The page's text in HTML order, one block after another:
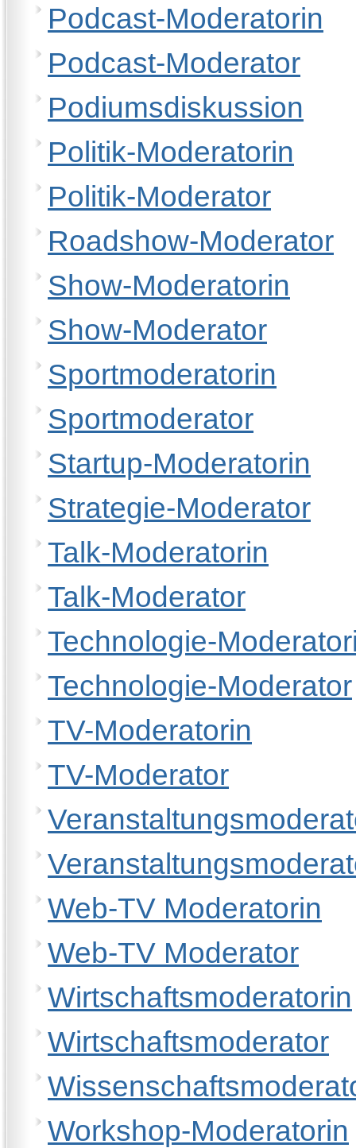
Podcast-Moderatorin
Podcast-Moderator
Podiumsdiskussion
Politik-Moderatorin
Politik-Moderator
Roadshow-Moderator
Show-Moderatorin
Show-Moderator
Sportmoderatorin
Sportmoderator
Startup-Moderatorin
Strategie-Moderator
Talk-Moderatorin
Talk-Moderator
Technologie-
Technologie-Moderator
TV-Moderatorin
TV-Moderator
Web-TV Moderatorin
Web-TV Moderator
Wirtschaftsmoderatorin
Wirtschaftsmoderator
Workshop-Moderatorin